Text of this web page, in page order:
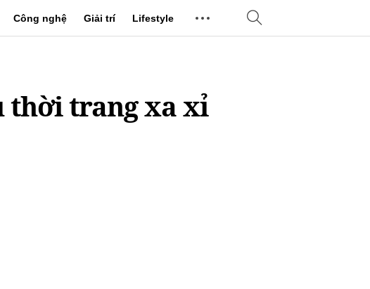
Công nghệ Giải trí Lifestyle
thời trang xa xỉ